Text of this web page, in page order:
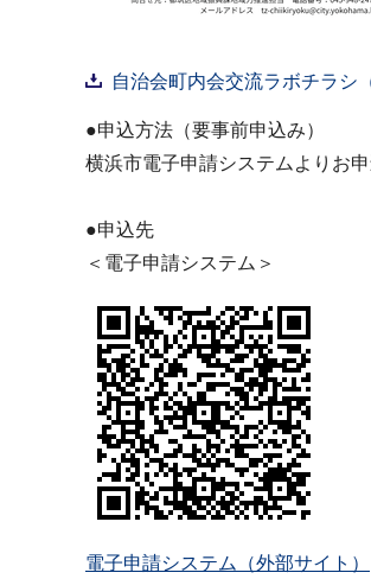
自治会町内会交流ラボチラシ
●申込方法（要事前申込み）
横浜市電子申請システムよりお申
●申込先
＜電子申請システム＞
電子申請システム（外部サイト）